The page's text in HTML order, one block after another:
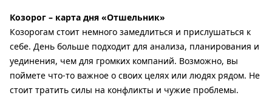
Козорог – карта дня «Отшельник»
Козорогам стоит немного замедлиться и прислушаться к
себе. День больше подходит для анализа, планирования и
уединения, чем для громких компаний. Возможно, вы
поймете что-то важное о своих целях или людях рядом. Не
стоит тратить силы на конфликты и чужие проблемы.